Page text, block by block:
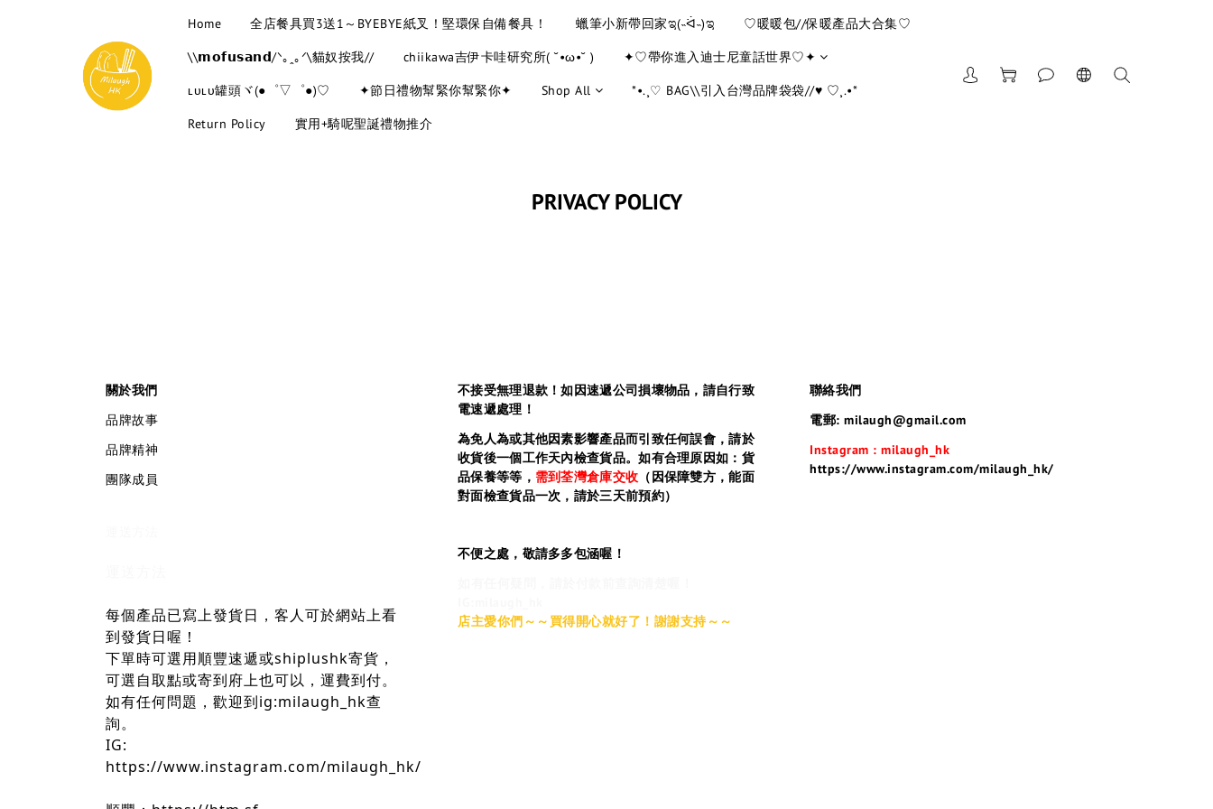
Home 全店餐具買3送1～BYEBYE紙叉！堅環保自備餐具！ 蠟筆小新帶回家ಇ(˵ᐛ˵)ಇ ♡暖暖包//保暖產品大合集♡
\\𝗺𝗼𝗳𝘂𝘀𝗮𝗻𝗱/ᐠ｡ꞈ｡ᐟ\貓奴按我// chiikawa吉伊卡哇研究所( ˘•ω•˘ ) ✦♡帶你進入迪士尼童話世界♡✦
ʟᴜʟᴜ罐頭ヾ(●゜▽゜●)♡ ✦節日禮物幫緊你幫緊你✦ Shop All *•.¸♡ BAG\\引入台灣品牌袋袋//♥ ♡¸.•*
Return Policy 實用+騎呢聖誕禮物推介
PRIVACY POLICY
關於我們
品牌故事
品牌精神
團隊成員
每個產品已寫上發貨日，客人可於網站上看
到發貨日喔！
下單時可選用順豐速遞或shiplushk寄貨，
可選自取點或寄到府上也可以，運費到付。
如有任何問題，歡迎到ig:milaugh_hk查
詢。
IG:
https://www.instagram.com/milaugh_hk/
不接受無理退款！如因速遞公司損壞物品，請自行致
電速遞處理！
為免人為或其他因素影響產品而引致任何誤會，請於
收貨後一個工作天內檢查貨品。如有合理原因如：貨
品保養等等， 需到荃灣倉庫交收 （因保障雙方，能面
對面檢查貨品一次，請於三天前預約）
不便之處，敬請多多包涵喔！
店主愛你們～～買得開心就好了！謝謝支持～～
聯絡我們
電郵: milaugh@gmail.com
Instagram : milaugh_hk
https://www.instagram.com/milaugh_hk/